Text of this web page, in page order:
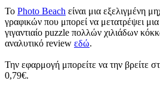
Το Photo Beach είναι μια εξελιγμένη
γραφικών που μπορεί να μετατρέψει
γιγαντιαίο puzzle πολλών χιλιάδων
αναλυτικό review εδώ.
Την εφαρμογή μπορείτε να την βρείτε
0,79€.